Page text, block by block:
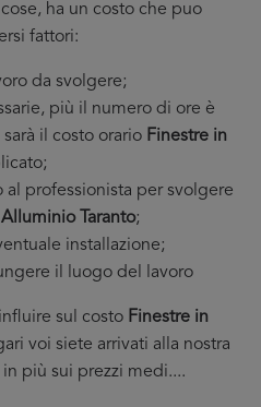
ha un costo che puo
fattori:
da svolgere;
più il numero di ore è
il costo orario Finestre in
al professionista per svolgere
Taranto;
installazione;
il luogo del lavoro
sul costo Finestre in
voi siete arrivati alla nostra
più sui prezzi medi....